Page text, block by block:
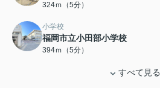
324ｍ（5分）
小学校
福岡市立小田部小学校
394ｍ（5分）
すべて見る